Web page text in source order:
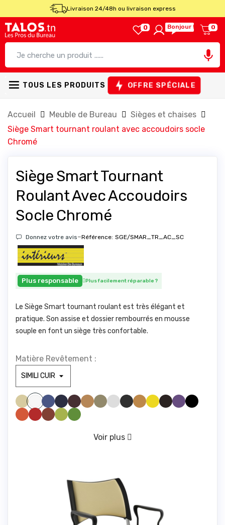
Livraison 24/48h ou livraison express
0 Bonjour ! 0

TOUS LES PRODUITS OFFRE SPÉCIALE
Accueil Meuble de Bureau
Sièges et chaises
Siège Smart tournant roulant avec accoudoirs socle
Chromé
Siège Smart Tournant
Roulant Avec Accoudoirs
Socle Chromé
Donnez votre avis-Référence: SGE/SMAR_TR_AC_SC
Plus responsable Plus facilement réparable ?
Le Siège Smart tournant roulant est très élégant et
pratique. Son assise et dossier rembourrés en mousse
souple en font un siège très confortable.
Matière Revêtement :
SIMILI BEIGE 830SIMILI BLANC 100 SIMILI BLEU CLAIR 285 SIMILI BLEU FONCE1211
SIMILI BORDEAUX 1721 SIMILI CAMEL 1846 SIMILI GREGE 1842SIMILI GRIS CLAIR1940
SIMILI GRIS FONCE 961 SIMILI JAUNE 446 SIMILI JAUNE 475 SIMILISIMILI MAUVE 328
SIMILI ORANGE 1794SIMILI ROUGE 1783SIMILI ROUILLE 775SIMILI VERT ANIS 1611SIMILI VERT FORET 673
VERT D'EAU 416
Voir plus